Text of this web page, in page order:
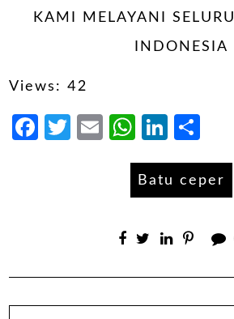
KAMI MELAYANI
INDONESIA
Views: 42
Facebook
Twitter
Email
Batu ceper